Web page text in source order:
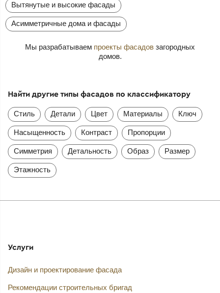
Вытянутые и высокие фасады
Асимметричные дома и фасады
Мы разрабатываем проекты фасадов загородных
домов.
Найти другие типы фасадов по классификатору
Стиль Детали Цвет Материалы Ключ
Насыщенность Контраст Пропорции
Симметрия Детальность Образ Размер
Этажность
Услуги
Дизайн и проектирование фасада
Рекомендации строительных бригад